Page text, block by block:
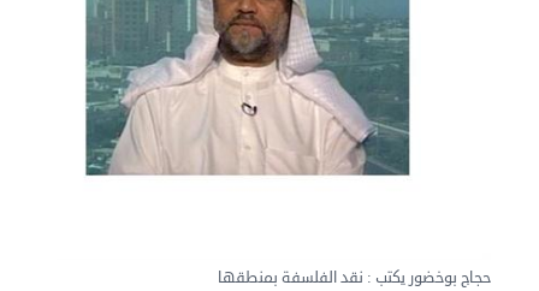
نقل عفش المنطقه العاشره 50636444 فك وتركيب ...
حجاج بوخضور يكتب : نقد الفلسفة بمنطقها